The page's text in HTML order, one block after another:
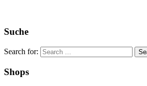
Suche
Search for:
Shops